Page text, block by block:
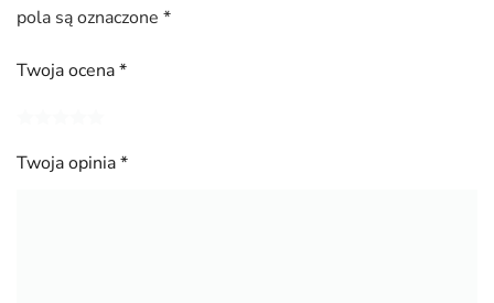
pola są oznaczone *
Twoja ocena*
Twoja opinia*